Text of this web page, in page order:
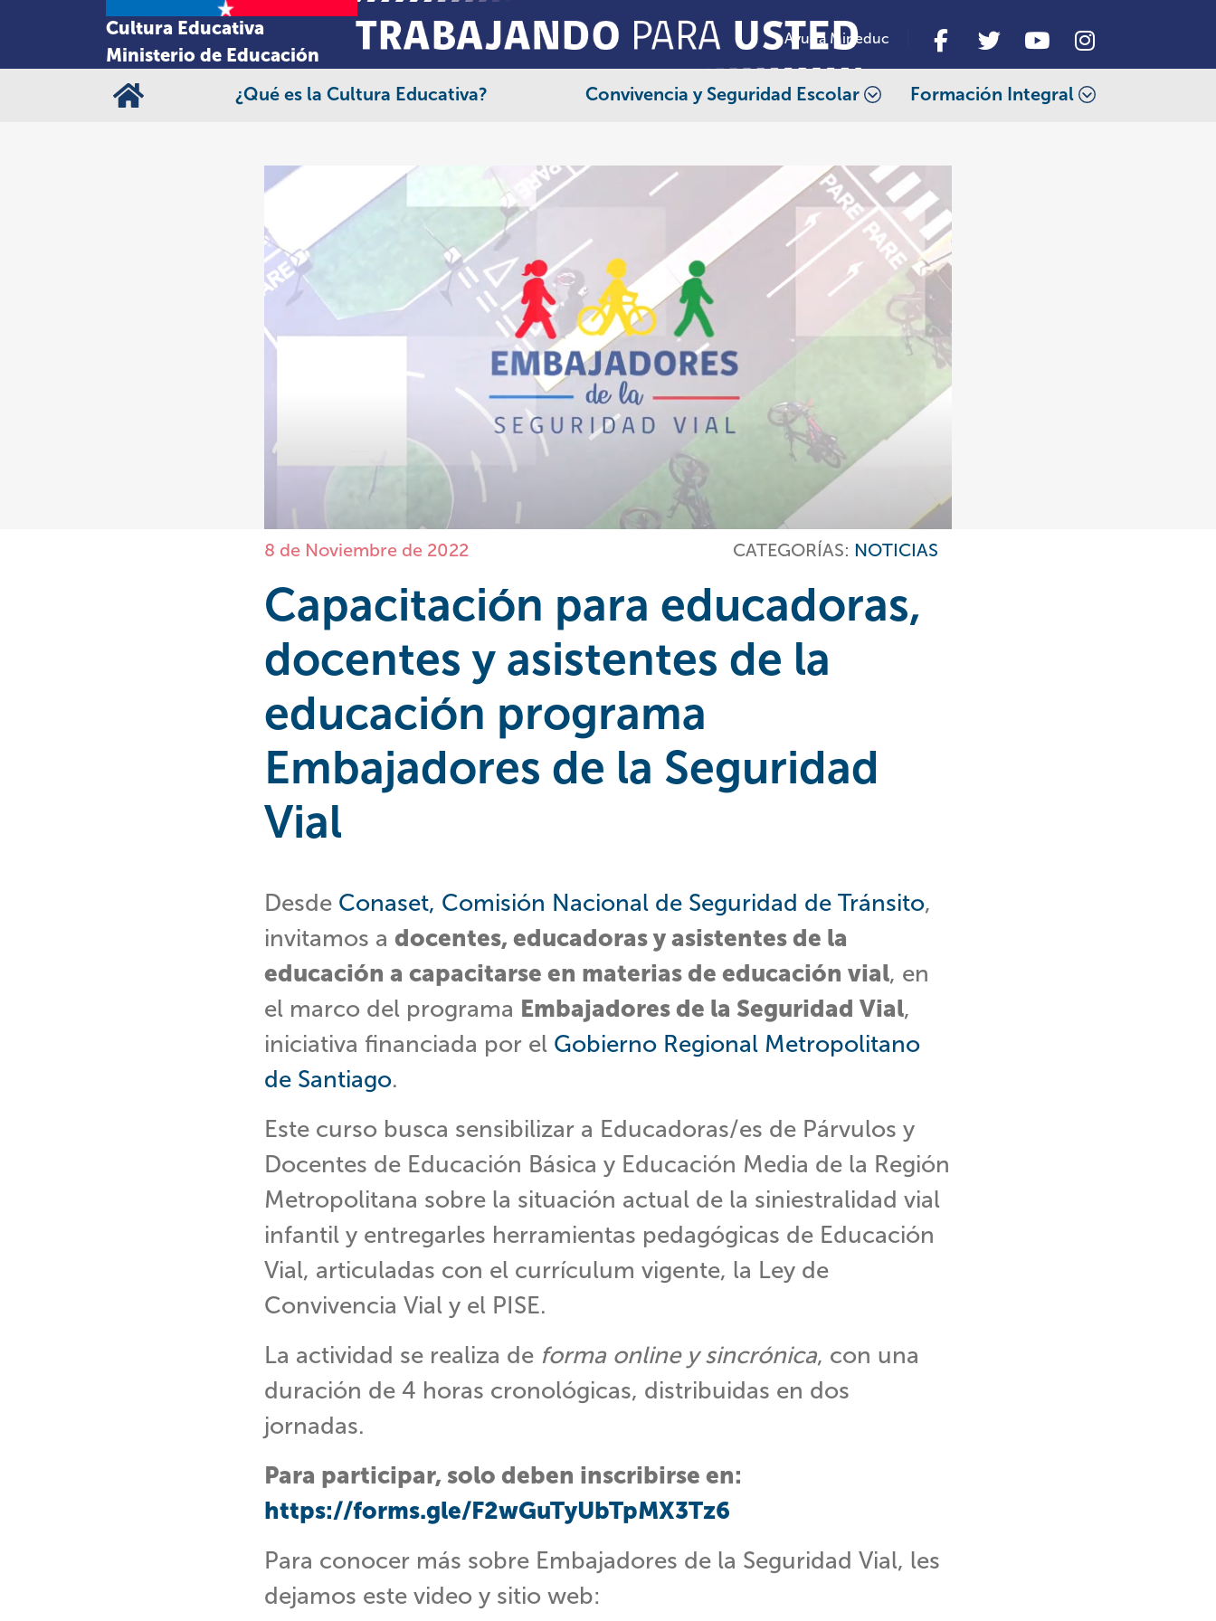
Cultura Educativa
Ministerio de Educación
Ayuda Mineduc
¿Qué es la Cultura Educativa? Convivencia y Seguridad Escolar Formación Integral
8 de Noviembre de 2022 CATEGORÍAS: NOTICIAS
Capacitación para educadoras,
docentes y asistentes de la
educación programa
Embajadores de la Seguridad
Vial
Desde Conaset, Comisión Nacional de Seguridad de Tránsito,
invitamos a docentes, educadoras y asistentes de la
educación a capacitarse en materias de educación vial, en
el marco del programa Embajadores de la Seguridad Vial,
iniciativa financiada por el Gobierno Regional Metropolitano
de Santiago.
Este curso busca sensibilizar a Educadoras/es de Párvulos y
Docentes de Educación Básica y Educación Media de la Región
Metropolitana sobre la situación actual de la siniestralidad vial
infantil y entregarles herramientas pedagógicas de Educación
Vial, articuladas con el currículum vigente, la Ley de
Convivencia Vial y el PISE.
La actividad se realiza de forma online y sincrónica, con una
duración de 4 horas cronológicas, distribuidas en dos
jornadas.
Para participar, solo deben inscribirse en:
https://forms.gle/F2wGuTyUbTpMX3Tz6
Para conocer más sobre Embajadores de la Seguridad Vial, les
dejamos este video y sitio web: